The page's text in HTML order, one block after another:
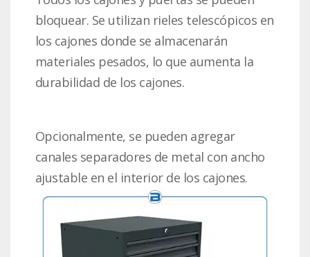
bloquear. Se utilizan rieles telescópicos en
los cajones donde se almacenarán
materiales pesados, lo que aumenta la
durabilidad de los cajones.
Opcionalmente, se pueden agregar
canales separadores de metal con ancho
ajustable en el interior de los cajones.